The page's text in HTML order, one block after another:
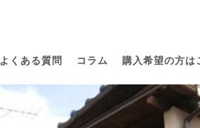
よくある質問 コラム 購入希望の方は